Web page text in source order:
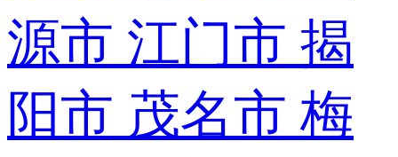
源市 江门市 揭
阳市 茂名市 梅